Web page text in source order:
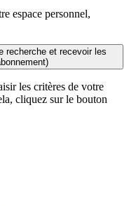
espace personnel,
recherche et recevoir les
les critères de votre
cliquez sur le bouton